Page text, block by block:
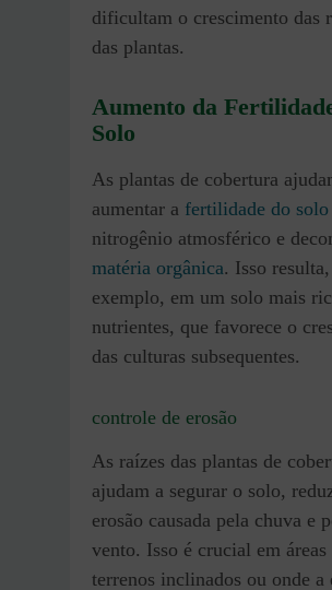
dificultam o crescimento das
das plantas.
Aumento da
Solo
As plantas de cobertura
aumentar a fertilidade do solo
nitrogênio atmosférico e
matéria orgânica. Isso
exemplo, em um solo mais
nutrientes, que favorece o
das culturas subsequentes.
controle de erosão
As raízes das plantas de
ajudam a segurar o solo,
erosão causada pela chuva e
vento. Isso é crucial em áreas
terrenos inclinados ou onde a